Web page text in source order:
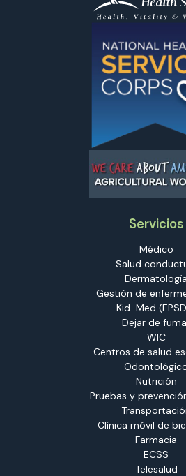
Servicios
Médico
Salud
Dermatología
Gestión de
Kid-Med
Dejar de
WIC
Centros de salud
Nutrición
Pruebas y
Clínica móvil de
Farmacia
ECSS
Telesalud